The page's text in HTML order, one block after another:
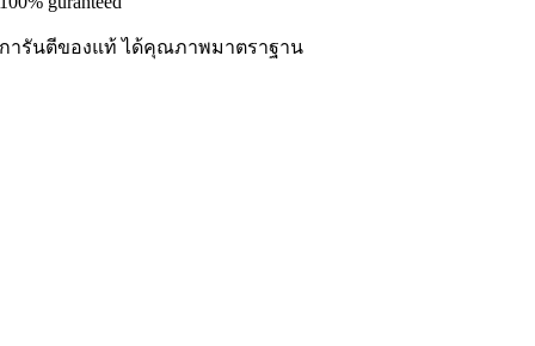
การันตีของแท้ ได้คุณภาพมาตราฐาน